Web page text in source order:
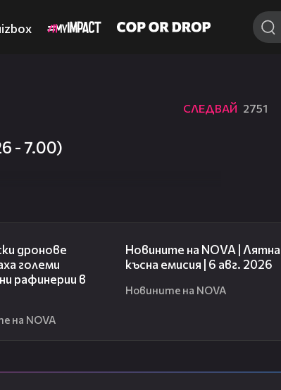
СЛЕДВАЙ 2751
- 7.00)
дронове
големи
рафинерии в
на NOVA
Новините на NOVA | Лятна
късна емисия | 6 авг. 2026
Новините на NOVA